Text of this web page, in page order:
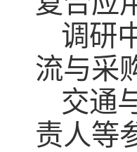
调研
流与采
交通
责人等